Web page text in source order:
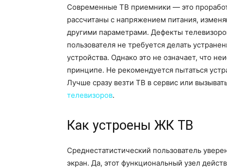
Современные ТВ приемники — это
рассчитаны с напряжением питания,
другими параметрами. Дефекты
пользователя не требуется делать
устройства. Однако это не означает, что
принципе. Не рекомендуется пытаться
Лучше сразу везти ТВ в сервис или
телевизоров.
Как устроены ЖК ТВ
Среднестатистический пользователь
экран. Да, этот функциональный узел